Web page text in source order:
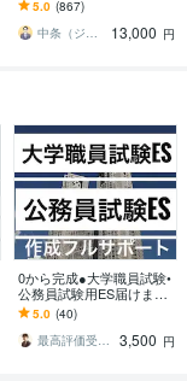
イント解説付 総販売実
績2000件突破
5.0 (867)
中条（ジョインキャリアオフィス）
13,000 円
0から完成●大学職員試験•
公務員試験用ES届けます
合格多数最短1日●大学職
員試験•公務員•企業志望動
機自己PR
5.0 (40)
最高評価受賞プラチナランクライター桜
3,500 円